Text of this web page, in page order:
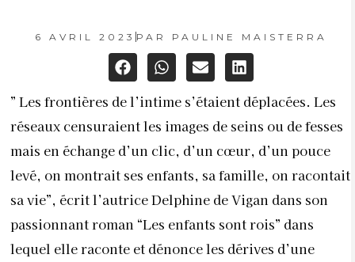
6 AVRIL 2023 PAR PAULINE MAISTERRA
” Les frontières de l’intime s’étaient déplacées. Les
réseaux censuraient les images de seins ou de fesses
mais en échange d’un clic, d’un cœur, d’un pouce
levé, on montrait ses enfants, sa famille, on racontait
sa vie”, écrit l’autrice Delphine de Vigan dans son
passionnant roman “Les enfants sont rois” dans
lequel elle raconte et dénonce les dérives d’une